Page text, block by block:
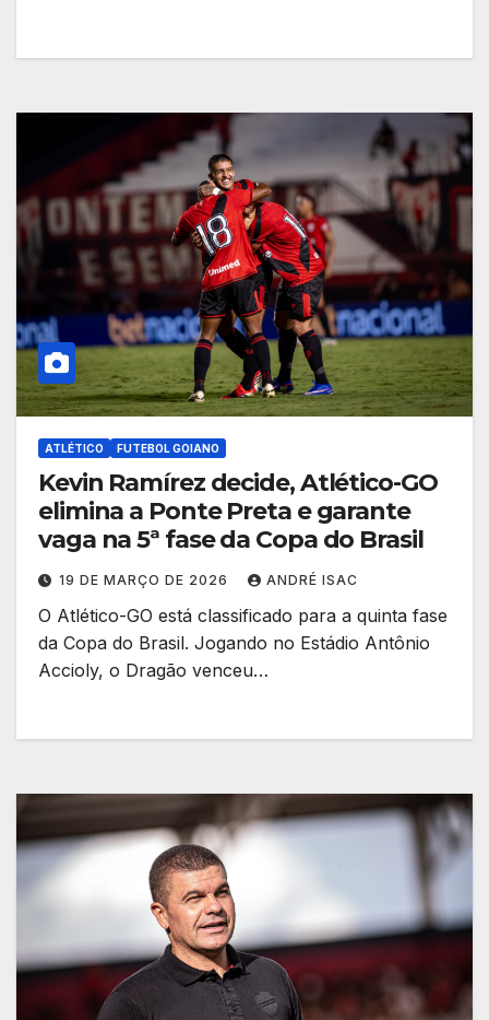
ATLÉTICO FUTEBOL GOIANO
Kevin Ramírez decide, Atlético-GO
elimina a Ponte Preta e garante
vaga na 5ª fase da Copa do Brasil
19 DE MARÇO DE 2026 ANDRÉ ISAC
O Atlético-GO está classificado para a quinta fase
da Copa do Brasil. Jogando no Estádio Antônio
Accioly, o Dragão venceu…